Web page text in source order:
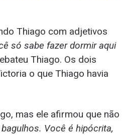
Thiago com adjetivos
só sabe fazer dormir aqui
Thiago. Os dois
o que Thiago havia
mas ele afirmou que não
Você é hipócrita,